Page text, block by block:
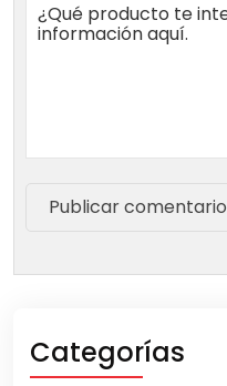
Publicar comentario
Categorías